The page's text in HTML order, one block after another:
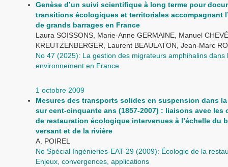
Genèse d’un suivi scientifique à long terme pour
transitions écologiques et territoriales accompagnant
de grands barrages en France
Laura SOISSONS, Marie-Anne GERMAINE, Manuel
KREUTZENBERGER, Laurent BEAULATON, Jean-Marc
No 47 (2025): La gestion des migrateurs amphihalins dans
environnement en France
1 octobre 2009
Mesures des transports solides en suspension dans la
sur cent-cinquante ans (1857-2007) : liaisons avec les
de restauration écologique intervenues à l’échelle du
versant et de la rivière
A. POIREL
No Spécial Ingénieries-EAT-29 (2009): Écologie de la
Enjeux, convergences, applications